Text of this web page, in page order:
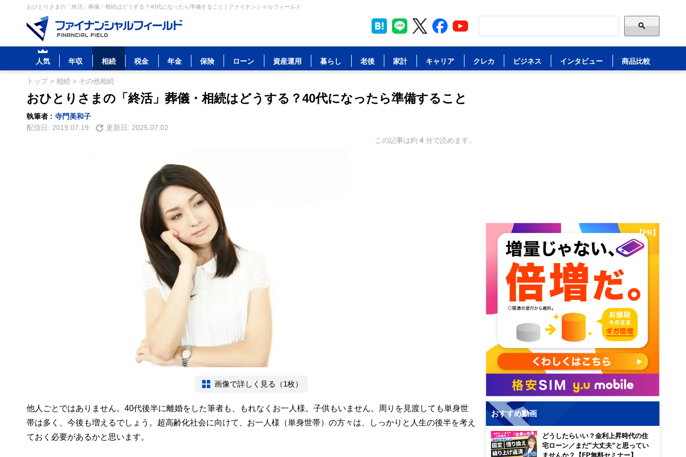
おひとりさまの「終活」葬儀・相続はどうする？40代になったら準備すること | ファイナンシャルフィールド
人気 年収 相続 税金 年金 保険 ローン 資産運用 暮らし 老後 家計 キャリア クレカ ビジネス インタビュー 商品比較
トップ> 相続 > その他相続
おひとりさまの「終活」葬儀・相続はどうする？40代になったら準備すること
執筆者 : 寺門美和子
配信日: 2019.07.19 更新日: 2025.07.02
この記事は約 4 分で読めます。
画像で詳しく見る（1枚）
他人ごとではありません。40代後半に離婚をした筆者も、もれなくお一人様。子供もいません。周りを見渡しても単身世
帯は多く、今後も増えるでしょう。超高齢化社会に向けて、お一人様（単身世帯）の方々は、しっかりと人生の後半を考え
ておく必要があるかと思います。
【PR】
おすすめ動画
どうしたらいい？金利上昇時代の住
宅ローン／まだ”大丈夫”と思ってい
ませんか？【FP無料セミナー】